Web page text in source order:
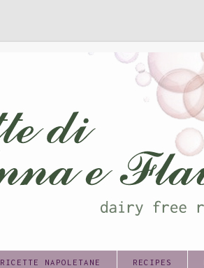
RICETTE NAPOLETANE RECIPES